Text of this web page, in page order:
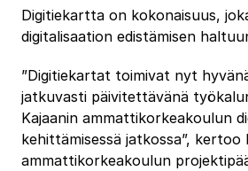
Digitiekartta on kokonaisuus,
digitalisaation edistämisen
”Digitiekartat toimivat nyt
jatkuvasti päivitettävänä
Kajaanin ammattikorkeakoulun
kehittämisessä jatkossa”, kertoo
ammattikorkeakoulun